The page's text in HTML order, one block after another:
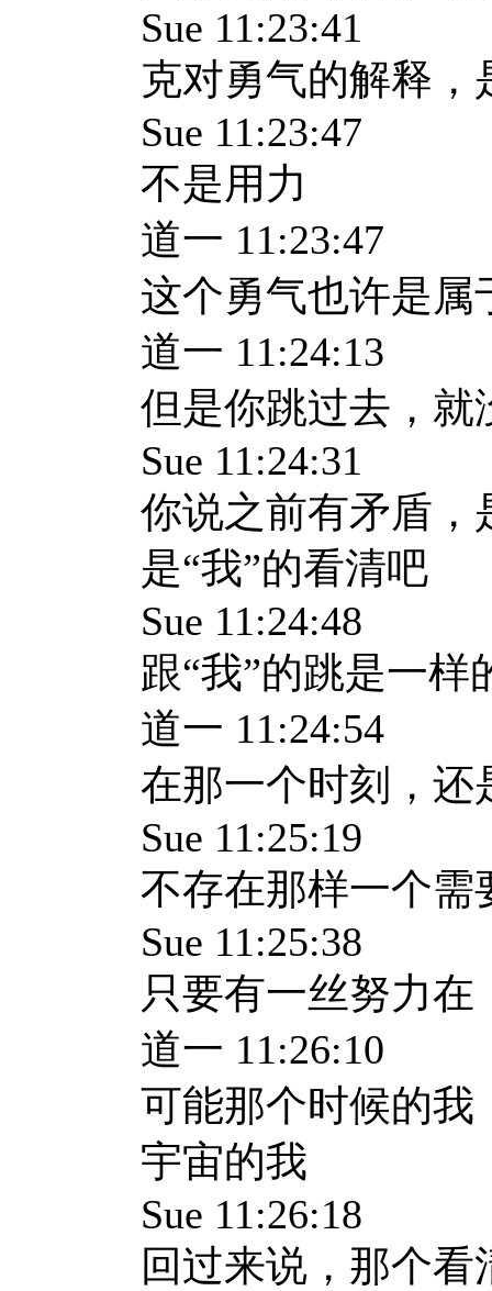
Sue 11:23:41
克对勇气的解释，
Sue 11:23:47
不是用力
道一 11:23:47
这个勇气也许是属
道一 11:24:13
但是你跳过去，就
Sue 11:24:31
你说之前有矛盾，
是“我”的看清吧
Sue 11:24:48
跟“我”的跳是一样
道一 11:24:54
在那一个时刻，还
Sue 11:25:19
不存在那样一个需
Sue 11:25:38
只要有一丝努力在
道一 11:26:10
可能那个时候的我
宇宙的我
Sue 11:26:18
回过来说，那个